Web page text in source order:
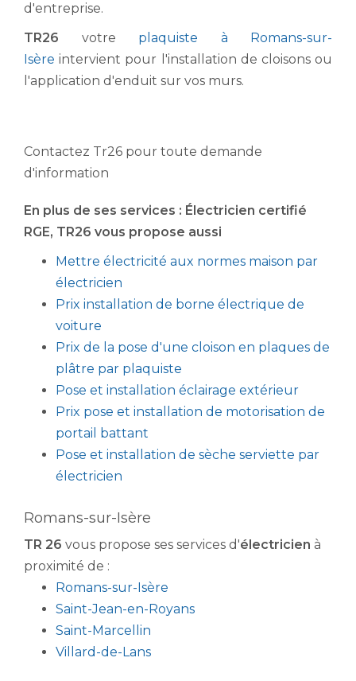
d'entreprise.
TR26 votre plaquiste à Romans-sur-
Isère intervient pour l'installation de cloisons ou
l'application d'enduit sur vos murs.
Contactez Tr26 pour toute demande
d'information
En plus de ses services : Électricien certifié
RGE, TR26 vous propose aussi
Mettre électricité aux normes maison par
électricien
Prix installation de borne électrique de
voiture
Prix de la pose d'une cloison en plaques de
plâtre par plaquiste
Pose et installation éclairage extérieur
Prix pose et installation de motorisation de
portail battant
Pose et installation de sèche serviette par
électricien
Romans-sur-Isère
TR 26 vous propose ses services d'électricien à
proximité de :
Romans-sur-Isère
Saint-Jean-en-Royans
Saint-Marcellin
Villard-de-Lans